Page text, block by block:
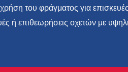
του φράγματος για
ή επιθεωρήσεις οχετών με